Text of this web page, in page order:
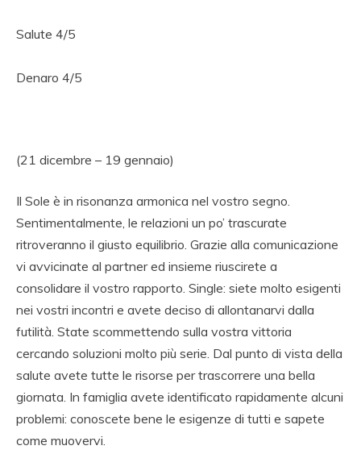
Salute 4/5
Denaro 4/5
(21 dicembre – 19 gennaio)
Il Sole è in risonanza armonica nel vostro segno.
Sentimentalmente, le relazioni un po’ trascurate
ritroveranno il giusto equilibrio. Grazie alla comunicazione
vi avvicinate al partner ed insieme riuscirete a
consolidare il vostro rapporto. Single: siete molto esigenti
nei vostri incontri e avete deciso di allontanarvi dalla
futilità. State scommettendo sulla vostra vittoria
cercando soluzioni molto più serie. Dal punto di vista della
salute avete tutte le risorse per trascorrere una bella
giornata. In famiglia avete identificato rapidamente alcuni
problemi: conoscete bene le esigenze di tutti e sapete
come muovervi.